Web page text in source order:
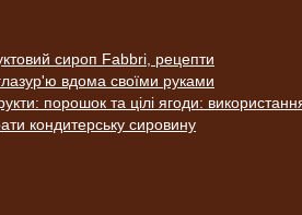
сироп Fabbri, рецепти
вдома своїми руками
порошок та цілі ягоди:
кондитерську сировину